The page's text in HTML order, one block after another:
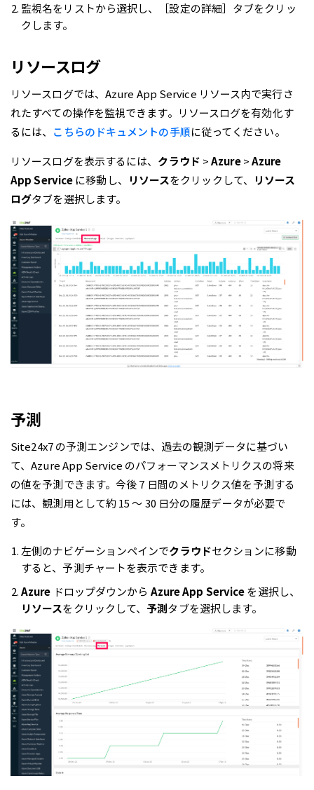
監視名をリストから選択し、［設定の詳細］タブをクリッ
クします。
リソースログ
リソースログでは、Azure App Service リソース内で実行さ
れたすべての操作を監視できます。リソースログを有効化す
るには、 こちらのドキュメントの手順に従ってください。
リソースログを表示するには、 クラウド >Azure>Azure
App Service に移動し、 リソースをクリックして、 リソース
ログタブを選択します。
予測
Site24x7 の予測エンジンでは、過去の観測データに基づい
て、Azure App Service のパフォーマンスメトリクスの将来
の値を予測できます。今後 7 日間のメトリクス値を予測する
には、観測用として約 15 ～ 30 日分の履歴データが必要で
す。
左側のナビゲーションペインでクラウドセクションに移動
すると、予測チャートを表示できます。
Azure ドロップダウンから Azure App Serviceを選択し、
リソースをクリックして、 予測タブを選択します。